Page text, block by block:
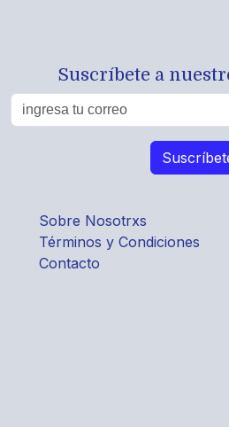
Suscríbete a
Sobre Nosotrxs
Términos y Condiciones
Contacto